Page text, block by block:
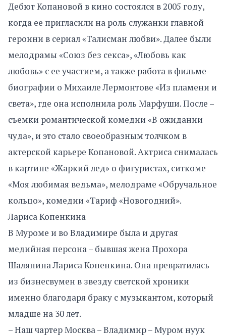
Дебют Копановой в кино состоялся в 2005 году,
когда ее пригласили на роль служанки главной
героини в сериал «Талисман любви». Далее были
мелодрамы «Союз без секса», «Любовь как
любовь» с ее участием, а также работа в фильме-
биографии о Михаиле Лермонтове «Из пламени и
света», где она исполнила роль Марфуши. После –
съемки романтической комедии «В ожидании
чуда», и это стало своеобразным толчком в
актерской карьере Копановой. Актриса снималась
в картине «Жаркий лед» о фигуристах, ситкоме
«Моя любимая ведьма», мелодраме «Обручальное
кольцо», комедии «Тариф «Новогодний».
Лариса Копенкина
В Муроме и во Владимире была и другая
медийная персона – бывшая жена Прохора
Шаляпина Лариса Копенкина. Она превратилась
из бизнесвумен в звезду светской хроники
именно благодаря браку с музыкантом, который
младше на 30 лет.
– Наш чартер Москва – Владимир – Муром нуук